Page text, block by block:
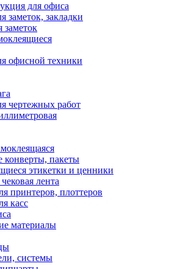
для офиса
заметок, закладки
заметок
офисной техники
чертежных работ
конверты, пакеты
этикетки и ценники
лента
принтеров, плоттеров
касс
материалы
системы